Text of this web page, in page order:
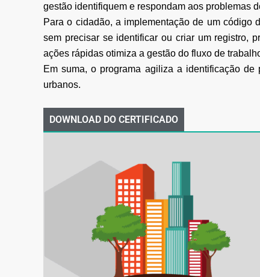
gestão identifiquem e respondam aos problemas
Para o cidadão, a implementação de um código
sem precisar se identificar ou criar um registro,
ações rápidas otimiza a gestão do fluxo de
Em suma, o programa agiliza a identificação
urbanos.
DOWNLOAD DO CERTIFICADO